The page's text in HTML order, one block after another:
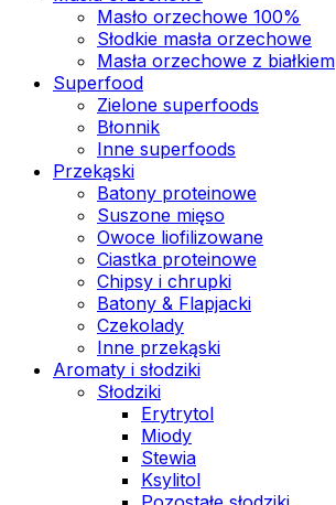
Masło orzechowe 100%
Słodkie masła orzechowe
Masła orzechowe z białkiem
Superfood
Zielone superfoods
Błonnik
Inne superfoods
Przekąski
Batony proteinowe
Suszone mięso
Owoce liofilizowane
Ciastka proteinowe
Chipsy i chrupki
Batony & Flapjacki
Czekolady
Inne przekąski
Aromaty i słodziki
Słodziki
Erytrytol
Miody
Stewia
Ksylitol